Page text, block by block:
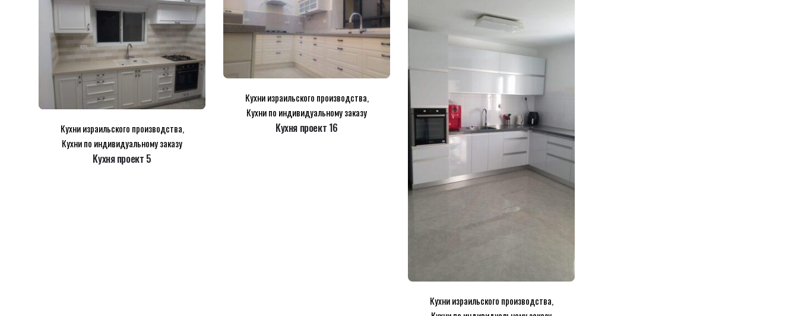
Оцените этот товар:*
LEAVE A REPLY
Name*
Кухни израильского производства,
Кухни по индивидуальному заказу
Kухня проект 5
Кухни израильского производства,
Кухни по индивидуальному заказу
Kухня проект 16
Кухни израильского производства,